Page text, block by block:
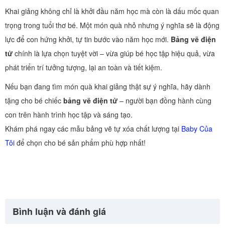
Khai giảng không chỉ là khởi đầu năm học mà còn là dấu mốc quan
trọng trong tuổi thơ bé. Một món quà nhỏ nhưng ý nghĩa sẽ là động
lực để con hứng khởi, tự tin bước vào năm học mới. Bảng vẽ điện
tử chính là lựa chọn tuyệt vời – vừa giúp bé học tập hiệu quả, vừa
phát triển trí tưởng tượng, lại an toàn và tiết kiệm.
Nếu bạn đang tìm món quà khai giảng thật sự ý nghĩa, hãy dành
tặng cho bé chiếc bảng vẽ điện tử – người bạn đồng hành cùng
con trên hành trình học tập và sáng tạo.
Khám phá ngay các mẫu bảng vẽ tự xóa chất lượng tại Baby Của
Tôi để chọn cho bé sản phẩm phù hợp nhất!
Bình luận và đánh giá